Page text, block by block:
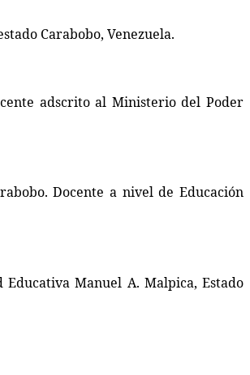
Carabobo, Venezuela.
adscrito al Ministerio del Poder
Docente a nivel de Educación
Manuel A. Malpica, Estado